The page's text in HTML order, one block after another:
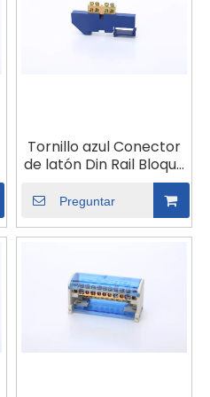
Tornillo azul Conector
de latón Din Rail Bloque
de cobre Terminal
Tierra y bloques
neutros 4P Distribución
de la caja Terminal
Preguntar